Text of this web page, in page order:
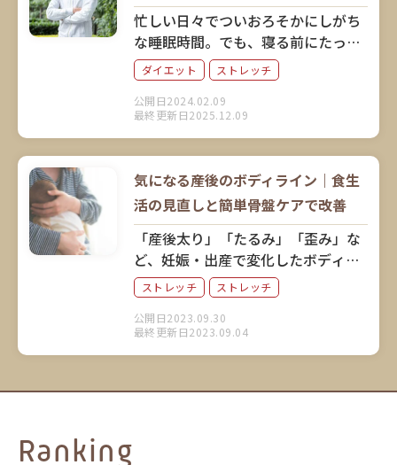
ダイエット ストレッチ
公開日2024.02.09
最終更新日2025.12.09
忙しい日々でついおろそかにしがち
な睡眠時間。でも、寝る前にたった
3分簡単なストレッチをするだけで、
睡眠時間にダイエットできるとした
ら？ プロストレッチトレーナーで
お笑い芸人でもある山田BODYさん
てお話を伺いました。
気になる産後のボディライン｜食生
活の見直しと簡単骨盤ケアで改善
ストレッチ ストレッチ
公開日2023.09.30
最終更新日2023.09.04
「産後太り」「たるみ」「歪み」な
ど、妊娠・出産で変化したボディラ
インは「食事」と「骨盤ケア」で元
通りに。産後の日数に応じて、最適
な骨盤エクササイズも紹介します。
Ranking